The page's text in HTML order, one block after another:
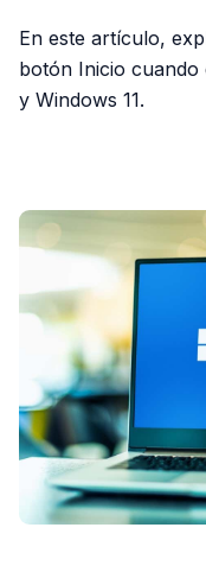
En este artículo,
botón Inicio cuando
y Windows 11.